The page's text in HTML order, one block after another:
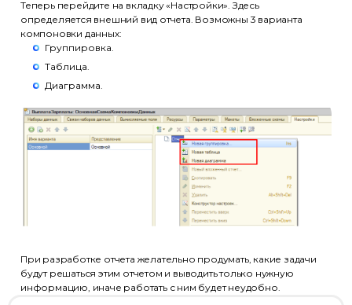
Теперь перейдите на вкладку «Настройки». Здесь
определяется внешний вид отчета. Возможны 3 варианта
компоновки данных:
Группировка.
Таблица.
Диаграмма.
При разработке отчета желательно продумать, какие задачи
будут решаться этим отчетом и выводить только нужную
информацию, иначе работать с ним будет неудобно.